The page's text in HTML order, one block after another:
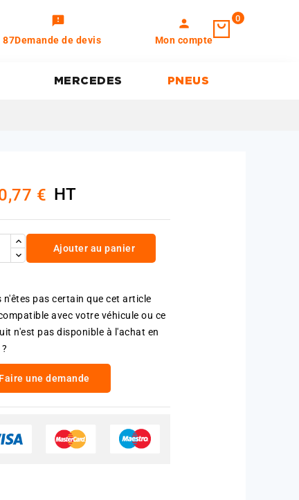
87
feedback
Demande de devis
person
Mon compte
0
MERCEDES PNEUS
€ HT
Ajouter au panier
n'êtes pas certain que cet article
avec votre véhicule ou ce
n'est pas disponible à l'achat en
Faire une demande